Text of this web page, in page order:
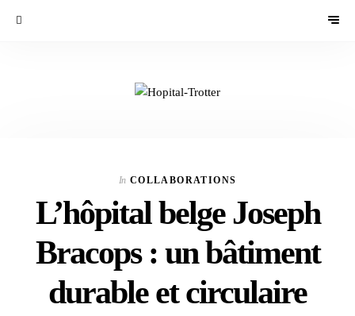
In COLLABORATIONS
L’hôpital belge Joseph
Bracops : un bâtiment
durable et circulaire